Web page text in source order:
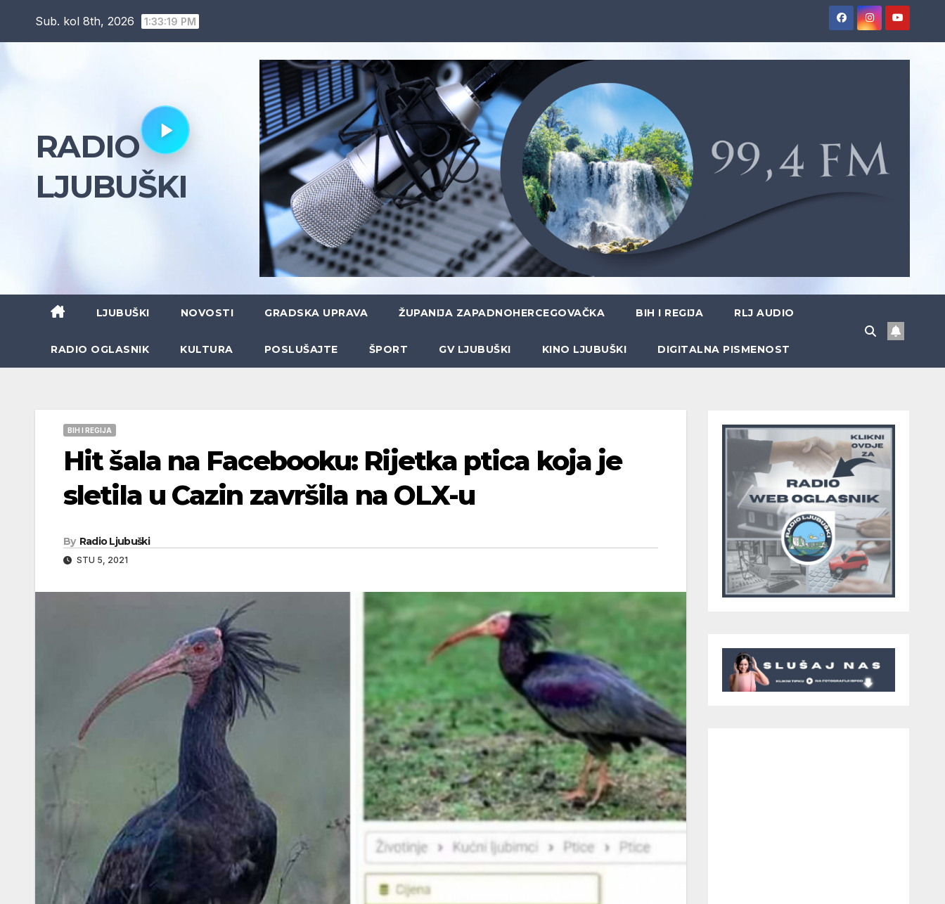
Sub. kol 8th, 2026 1:33:21 PM
RADIO
LJUBUŠKI
LJUBUŠKI NOVOSTI GRADSKA UPRAVA ŽUPANIJA ZAPADNOHERCEGOVAČKA BIH I REGIJA RLJ AUDIO
RADIO OGLASNIK KULTURA POSLUŠAJTE ŠPORT GV LJUBUŠKI KINO LJUBUŠKI DIGITALNA PISMENOST
BIH I REGIJA
Hit šala na Facebooku: Rijetka ptica koja je
sletila u Cazin završila na OLX-u
By Radio Ljubuški
STU 5, 2021